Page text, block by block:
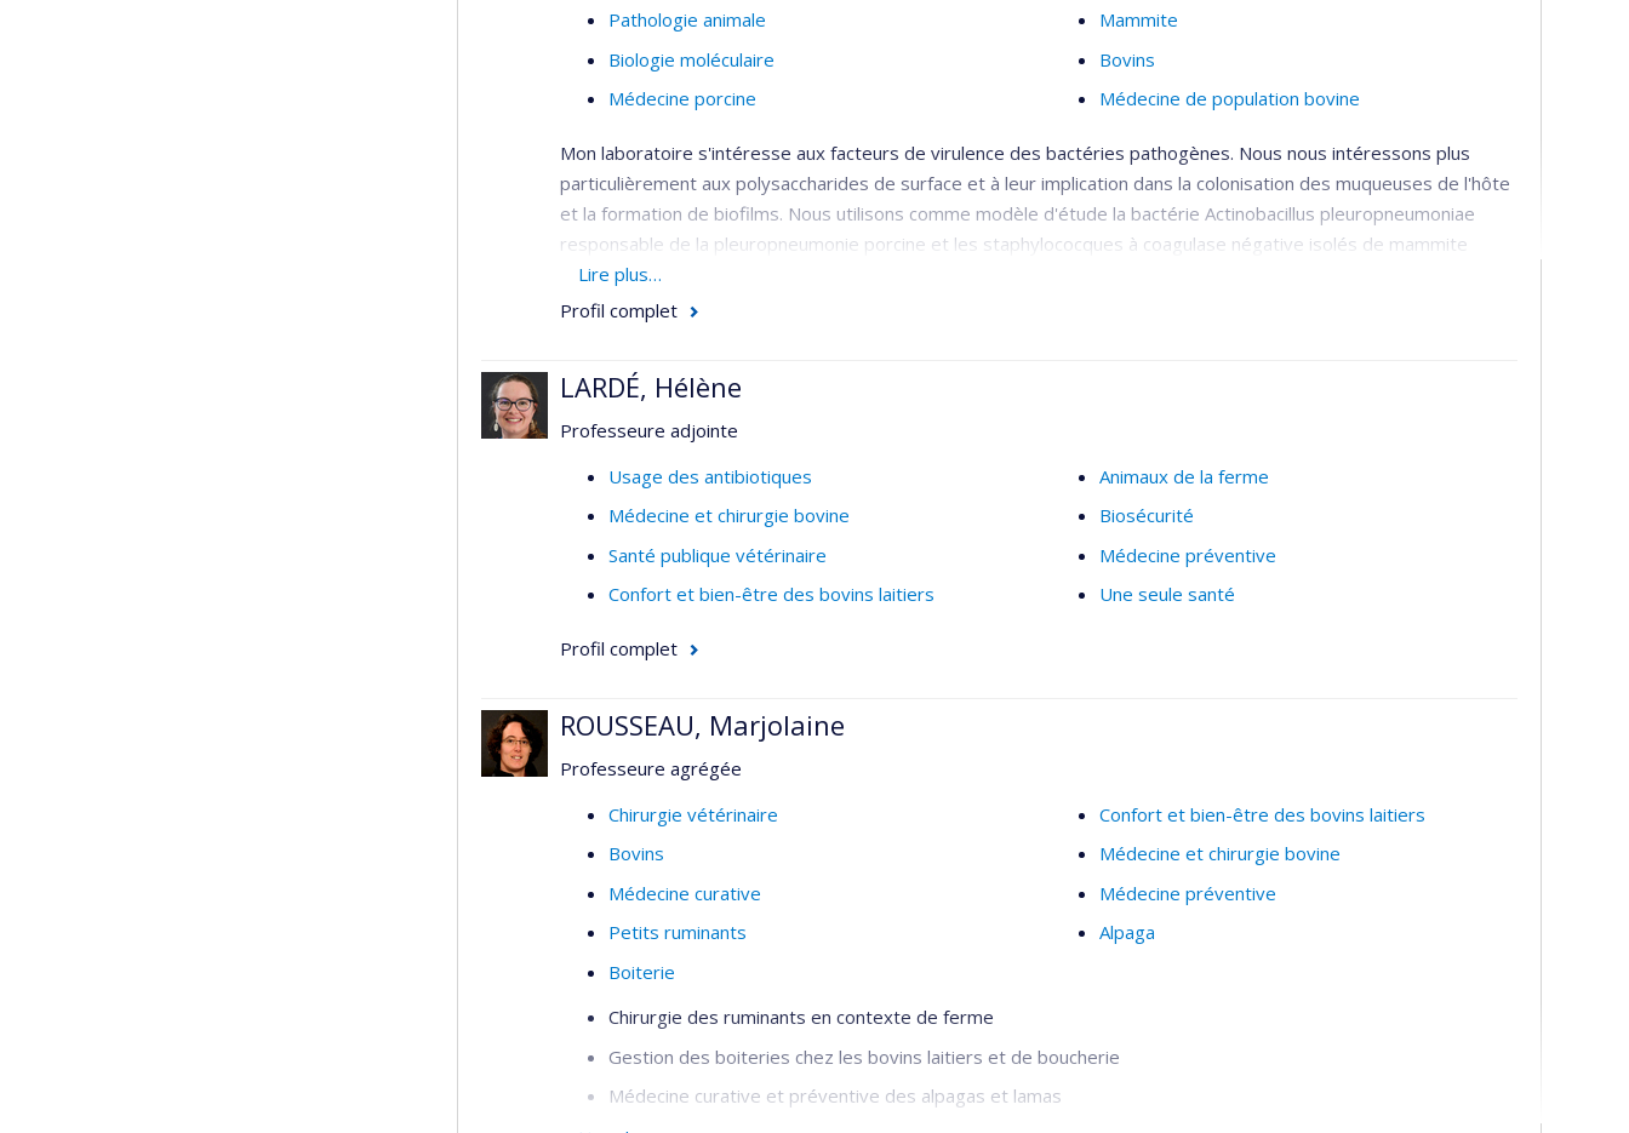
Pathologie animale
Biologie moléculaire
Médecine porcine
Mammite
Bovins
Médecine de population bovine
Mon laboratoire s'intéresse aux facteurs de virulence des bactéries pathogènes. Nous nous intéressons plus
particulièrement aux polysaccharides de surface et à leur implication dans la colonisation des muqueuses de l'hôte
et la formation de biofilms. Nous utilisons comme modèle d'étude la bactérie Actinobacillus pleuropneumoniae
responsable de la pleuropneumonie porcine et les staphylococques à coagulase négative isolés de mammite
bovine.
Lire plus…
Profil complet
LARDÉ, Hélène
Professeure adjointe
Usage des antibiotiques
Médecine et chirurgie bovine
Santé publique vétérinaire
Confort et bien-être des bovins laitiers
Animaux de la ferme
Biosécurité
Médecine préventive
Une seule santé
Profil complet
ROUSSEAU, Marjolaine
Professeure agrégée
Chirurgie vétérinaire
Bovins
Médecine curative
Petits ruminants
Boiterie
Confort et bien-être des bovins laitiers
Médecine et chirurgie bovine
Médecine préventive
Alpaga
Chirurgie des ruminants en contexte de ferme
Gestion des boiteries chez les bovins laitiers et de boucherie
Médecine curative et préventive des alpagas et lamas